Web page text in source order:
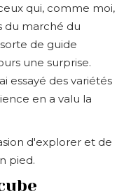
qui, comme moi,
du marché du
de guide
une surprise.
essayé des variétés
en a valu la
d'explorer et de
pied.